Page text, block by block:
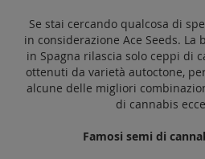
Se stai cercando qualcosa di
in considerazione Ace Seeds. La
in Spagna rilascia solo ceppi di
ottenuti da varietà autoctone,
alcune delle migliori
di cannabis
Famosi semi di